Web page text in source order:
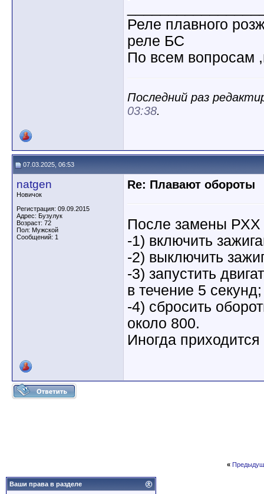
Реле плавного
реле БС
По всем вопросам
Последний раз
03:38.
07.03.2025, 06:53
natgen
Новичок
Регистрация: 09.09.2015
Адрес: Бузулук
Возраст: 72
Пол: Мужской
Сообщений: 1
Re: Плавают обороты
После замены РХХ
-1) включить
-2) выключить
-3) запустить
в течение 5 секунд;
-4) сбросить
около 800.
Иногда приходится
«
Ваши права в разделе